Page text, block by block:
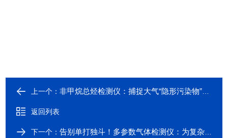
上一个：非甲烷总烃检测仪：捕捉大气“隐形污染物”，守护蓝天净土​
返回列表
下一个：告别单打独斗！多参数气体检测仪：为复杂环境而生的一站式解决方案